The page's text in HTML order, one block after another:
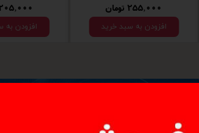
۲۰۵,۰۰۰
افزودن به
۲۵۵,۰۰۰ تومان
افزودن به سبد خرید